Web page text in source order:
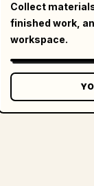
Collect
finished work,
workspace.